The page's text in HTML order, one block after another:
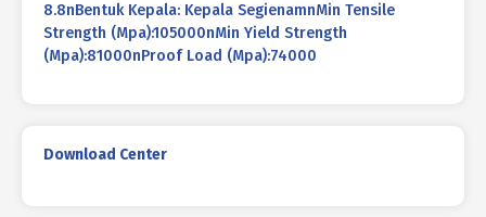
8.8nBentuk Kepala: Kepala SegienamnMin Tensile
Strength (Mpa):105000nMin Yield Strength
(Mpa):81000nProof Load (Mpa):74000
Download Center